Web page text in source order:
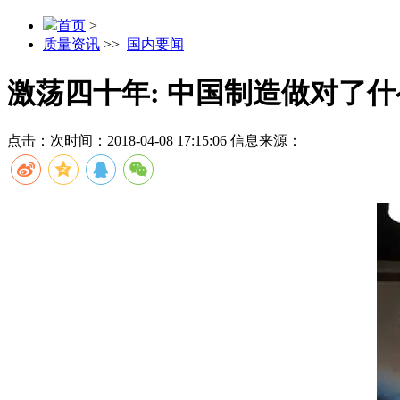
首页 >
质量资讯 >> 国内要闻
激荡四十年: 中国制造做对了
点击： 次时间：2018-04-08 17:15:06 信息来源：